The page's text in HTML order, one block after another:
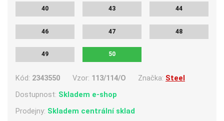
40 43 44
46 47 48
49 50
Kód: 2343550 Vzor: 113/114/O Značka: Steel
Dostupnost: Skladem e-shop
Prodejny: Skladem centrální sklad